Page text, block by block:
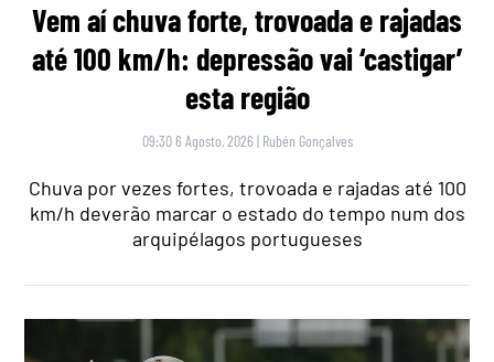
Vem aí chuva forte, trovoada e rajadas
até 100 km/h: depressão vai ‘castigar’
esta região
09:30 6 Agosto, 2026 | Rubén Gonçalves
Chuva por vezes fortes, trovoada e rajadas até 100
km/h deverão marcar o estado do tempo num dos
arquipélagos portugueses